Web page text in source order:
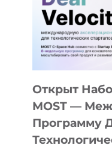
YOUTH
CAMP
ДАЛ
30
В
Открыт
MOST —
Программу